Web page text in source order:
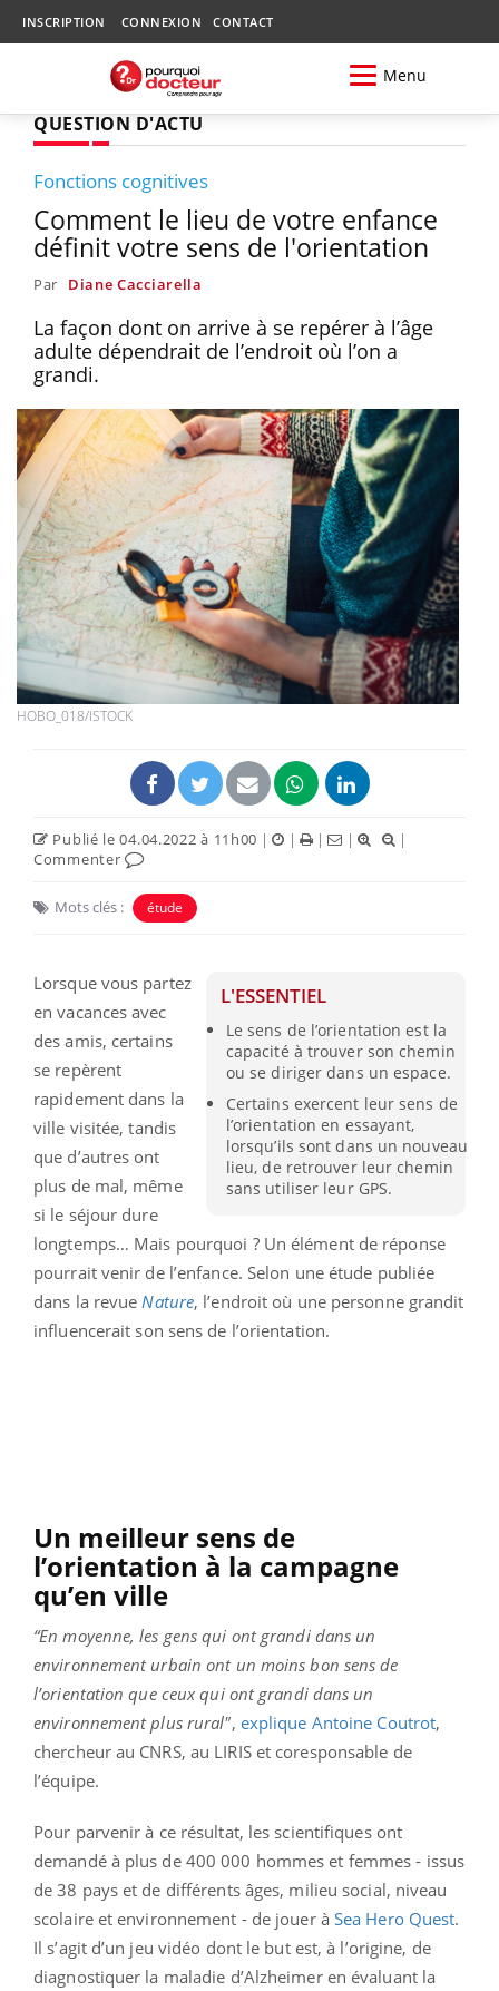
INSCRIPTION CONNEXION CONTACT
Menu
QUESTION D'ACTU
Fonctions cognitives
Comment le lieu de votre enfance
définit votre sens de l'orientation
Par Diane Cacciarella
La façon dont on arrive à se repérer à l’âge
adulte dépendrait de l’endroit où l’on a
grandi.
HOBO_018/ISTOCK
Publié le 04.04.2022 à 11h00 | | | |
|
Commenter
Mots clés : étude
L'ESSENTIEL
Le sens de l’orientation est la
capacité à trouver son chemin
ou se diriger dans un espace.
Certains exercent leur sens de
l’orientation en essayant,
lorsqu’ils sont dans un nouveau
lieu, de retrouver leur chemin
sans utiliser leur GPS.
Lorsque vous partez
en vacances avec
des amis, certains
se repèrent
rapidement dans la
ville visitée, tandis
que d’autres ont
plus de mal, même
si le séjour dure
longtemps… Mais pourquoi ? Un élément de réponse
pourrait venir de l’enfance. Selon une étude publiée
dans la revue Nature, l’endroit où une personne grandit
influencerait son sens de l’orientation.
Un meilleur sens de
l’orientation à la campagne
qu’en ville
“En moyenne, les gens qui ont grandi dans un
environnement urbain ont un moins bon sens de
l’orientation que ceux qui ont grandi dans un
environnement plus rural", explique Antoine Coutrot,
chercheur au CNRS, au LIRIS et coresponsable de
l’équipe.
Pour parvenir à ce résultat, les scientifiques ont
demandé à plus de 400 000 hommes et femmes - issus
de 38 pays et de différents âges, milieu social, niveau
scolaire et environnement - de jouer à Sea Hero Quest.
Il s’agit d’un jeu vidéo dont le but est, à l’origine, de
diagnostiquer la maladie d’Alzheimer en évaluant la